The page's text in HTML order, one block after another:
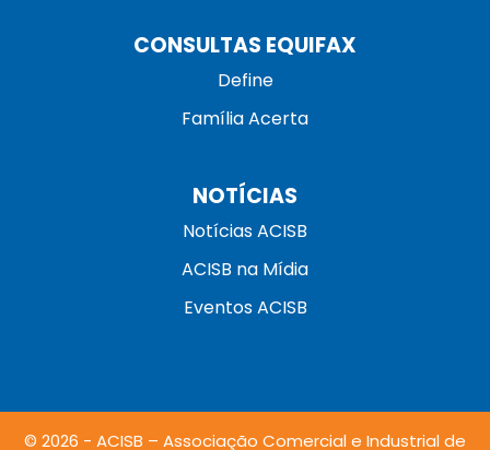
CONSULTAS EQUIFAX
Define
Família Acerta
NOTÍCIAS
Notícias ACISB
ACISB na Mídia
Eventos ACISB
© 2026 - ACISB – Associação Comercial e Industrial de